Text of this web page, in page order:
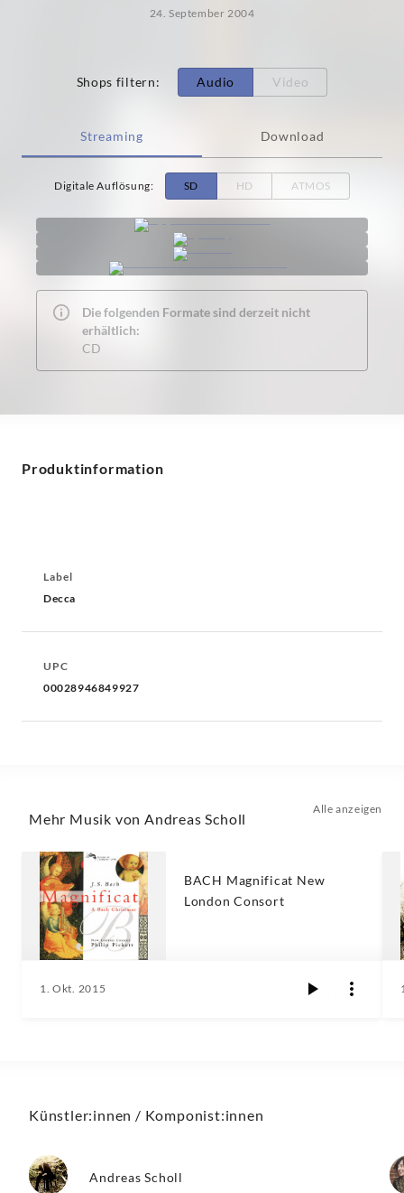
24. September 2004
Shops filtern: Audio Video
Streaming Download
Digitale Auflösung: SD HD ATMOS
Die folgenden Formate sind derzeit nicht
erhältlich:
CD
Produktinformation
Label
Decca
UPC
00028946849927
Mehr Musik von Andreas Scholl
Alle anzeigen
BACH Magnificat New
London Consort
1. Okt. 2015
Künstler:innen / Komponist:innen
Andreas Scholl